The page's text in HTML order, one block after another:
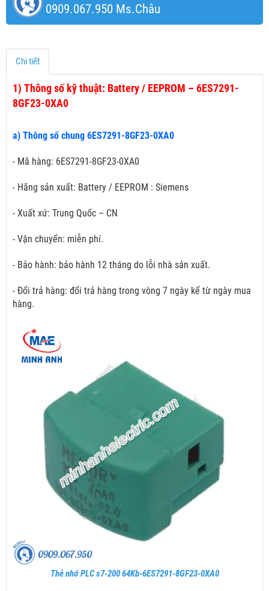
0909.067.950 Ms.Châu
Chi tiết
1) Thông số kỹ thuật: Battery / EEPROM – 6ES7291-
8GF23-0XA0
a) Thông số chung 6ES7291-8GF23-0XA0
- Mã hàng: 6ES7291-8GF23-0XA0
- Hãng sản xuất: Battery / EEPROM : Siemens
- Xuất xứ: Trung Quốc – CN
- Vận chuyển: miễn phí.
- Bảo hành: bảo hành 12 tháng do lỗi nhà sản xuất.
- Đổi trả hàng: đổi trả hàng trong vòng 7 ngày kể từ ngày mua
hàng.
Thẻ nhớ PLC s7-200 64Kb-6ES7291-8GF23-0XA0